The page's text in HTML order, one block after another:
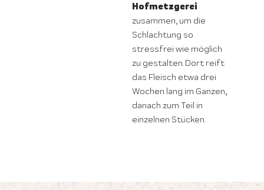
Hofmetzgerei
zusammen, um die
Schlachtung so
stressfrei wie möglich
zu gestalten. Dort reift
das Fleisch etwa drei
Wochen lang im Ganzen,
danach zum Teil in
einzelnen Stücken.